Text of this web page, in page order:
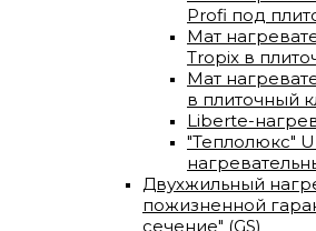
Profi под
Мат
Tropix в
Мат
в плиточный
Liberte-
"Теплолюкс"
Двухжильный
пожизненной
сечение" (GS)